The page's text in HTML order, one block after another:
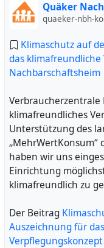
Quäker
quaeker-nbh-
Klimaschutz auf
das
Nachbarschaftsheim
Verbraucherzentrale
klimafreundliches
Unterstützung des
„MehrWertKonsum“
haben wir uns
Einrichtung
klimafreundlich zu
Der Beitrag
Auszeichnung für